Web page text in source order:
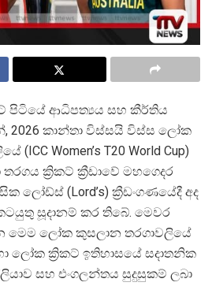
පිටියේ ආධිපත්යය සහ කීර්තිය
කාන්තා විස්සයි විස්ස ලෝක
(ICC Women’s T20 World Cup)
තරගය ක්රිකට් ක්රීඩාවේ මහගෙදර
ලෝඩ්ස් (Lord’s) ක්රීඩංගණයේදී අද
සූදානම් කර තිබේ. මෙවර
මෙම ලෝක කුසලාන තරගාවලියේ
ලෝක ක්රිකට් ඉතිහාසයේ සදාතනික
රේලියාව සහ එංගලන්තය සුදුසුකම් ලබා